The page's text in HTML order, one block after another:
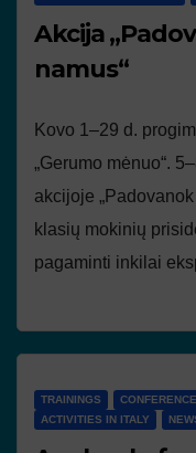
Akcija
namus“
Kovo 1–29 d.
„Gerumo mėnuo“.
akcijoje
klasių mokinių
pagaminti inkilai
TRAININGS CONFERENCE
ACTIVITIES IN ITALY